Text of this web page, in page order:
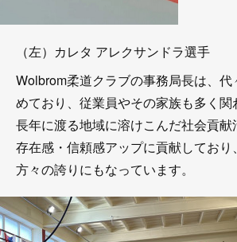
（左）カレタ アレクサンドラ選手
Wolbrom柔道クラブの事務局長は、
めており、従業員やその家族も多く関
長年に渡る地域に溶けこんだ社会貢
存在感・信頼感アップに貢献してお
方々の誇りにもなっています。